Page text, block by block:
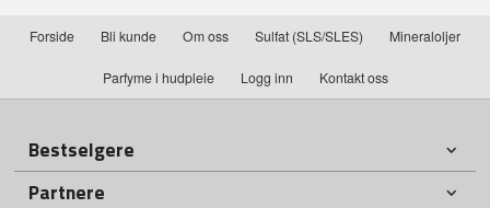
Forside Bli kunde Om oss Sulfat (SLS/SLES) Mineraloljer
Parfyme i hudpleie Logg inn Kontakt oss
Bestselgere
Partnere